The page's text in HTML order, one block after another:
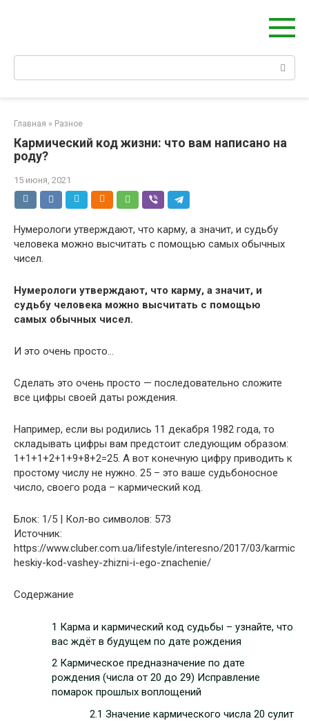
Главная » Разное
Кармический код жизни: что вам написано на
роду?
15 июня, 2021
Нумерологи утверждают, что карму, а значит, и судьбу
человека можно высчитать с помощью самых обычных
чисел.
Нумерологи утверждают, что карму, а значит, и
судьбу человека можно высчитать с помощью
самых обычных чисел.
И это очень просто…
Сделать это очень просто — последовательно сложите
все цифры своей даты рождения.
Например, если вы родились 11 декабря 1982 года, то
складывать цифры вам предстоит следующим образом:
1+1+1+2+1+9+8+2=25. А вот конечную цифру приводить к
простому числу не нужно. 25 – это ваше судьбоносное
число, своего рода – кармический код.
Блок: 1/5 | Кол-во символов: 573
Источник:
https://www.cluber.com.ua/lifestyle/interesno/2017/03/karmic
heskiy-kod-vashey-zhizni-i-ego-znachenie/
Содержание
1 Карма и кармический код судьбы – узнайте, что
вас ждёт в будущем по дате рождения
2 Кармическое предназначение по дате
рождения (числа от 20 до 29) Исправление
помарок прошлых воплощений
2.1 Значение кармического числа 20 сулит